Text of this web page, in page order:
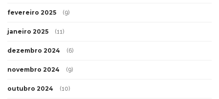
fevereiro 2025 (9)
janeiro 2025 (11)
dezembro 2024 (6)
novembro 2024 (9)
outubro 2024 (10)